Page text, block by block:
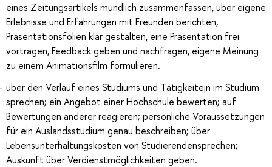
eines Zeitungsartikels mündlich zusammenfassen, über eigene
Erlebnisse und Erfahrungen mit Freunden berichten,
Präsentationsfolien klar gestalten, eine Präsentation frei
vortragen, Feedback geben und nachfragen, eigene Meinung
zu einem Animationsfilm formulieren.
über den Verlauf eines Studiums und Tätigkeitejn im Studium
sprechen; ein Angebot einer Hochschule bewerten; auf
Bewertungen anderer reagieren; persönliche Voraussetzungen
für ein Auslandsstudium genau beschreiben; über
Lebensunterhaltungskosten von Studierendensprechen;
Auskunft über Verdienstmöglichkeiten geben.